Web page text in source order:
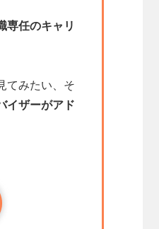
専任のキャリ
てみたい、そ
イザーがアド